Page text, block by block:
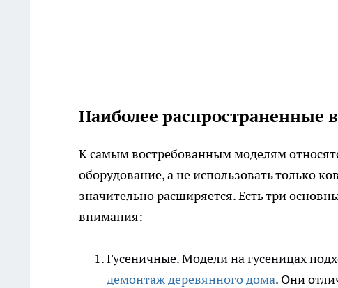
Наиболее распространенные
К самым востребованным моделям
оборудование, а не использовать только
значительно расширяется. Есть три
внимания:
Гусеничные. Модели на гусеницах
демонтаж деревянного дома. Они